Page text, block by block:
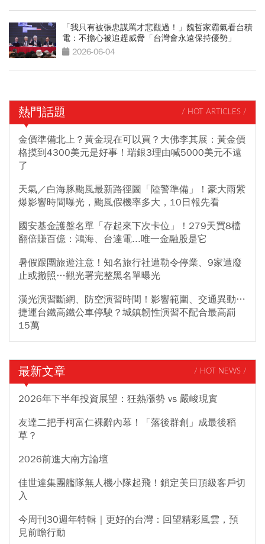
「我只有被張忠謀罵才悲觀過！」魏哲家霸氣看台積
電：不擔心被追趕威脅「台灣會永遠保持優勢」
2026-06-04
熱門話題 / HOT ARTICLES /
金價準備北上？黃金現在可以買？大佛李其展：黃金價
格摸到4300美元是好事！瑞銀3理由喊5000美元不遠
了
天氣／白海豚颱風最新路徑圖「陸警準備」！豪大雨紫
爆影響時間曝光，颱風假機率多大，10日報先看
國安基金護盤名單「存起來下次卡位」！279天買8檔
翻倍賺百億：鴻海、台達電...唯一金融股是它
暑假跟團旅遊注意！知名旅行社遭勒令停業、9家遭廢
止或撤照…觀光署完整黑名單曝光
漢光演習斷網、防空演習時間！影響範圍、交通異動…
捷運台鐵高鐵公車停駛？城鎮韌性演習不配合最高罰
15萬
最新文章 / HOT NEWS /
2026年下半年投資展望：狂熱漲勢 vs 嚴峻現實
友達二把手柯富仁裸辭內幕！「落後群創」成最後稻
草？
2026前進大南方論壇
佳世達集團艦隊無人機小隊起飛！鎖定美日頂級客戶切
入
今周刊30週年特輯｜更好的台灣：回望精彩風雲，預
見前瞻行動